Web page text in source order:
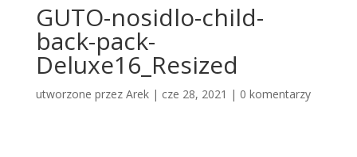
GUTO-nosidlo-child-
back-pack-
Deluxe16_Resized
utworzone przez Arek| cze 28, 2021 | 0 komentarzy